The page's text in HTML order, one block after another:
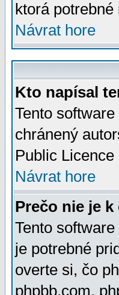
ktorá
Návrat hore
Kto napísal
Tento
chránený
Public
Návrat hore
Prečo nie je
Tento
je potrebné
overte si, čo
phpbb.com,